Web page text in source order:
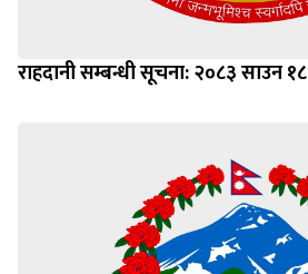
राहदानी सम्बन्धी सूचना: २०८३ साउन १८